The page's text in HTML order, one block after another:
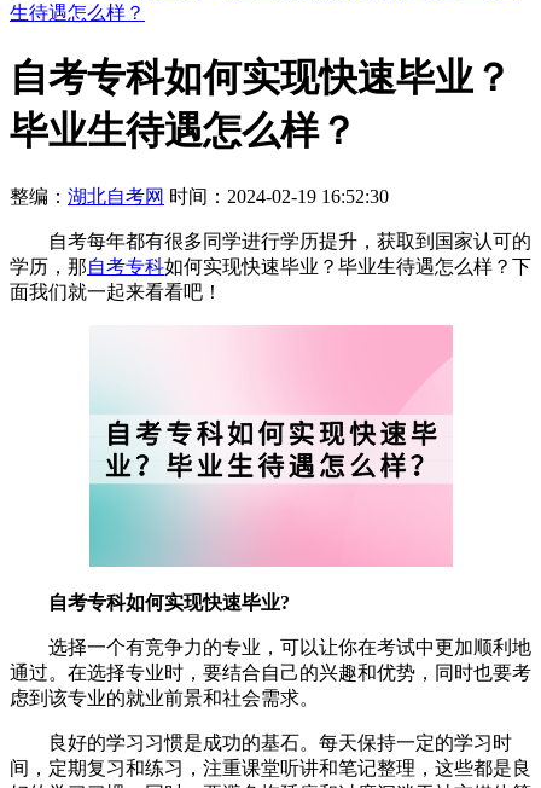
生待遇怎么样？
自考专科如何实现快速毕业？
毕业生待遇怎么样？
整编： 湖北自考网 时间：2024-02-19 16:52:30
自考每年都有很多同学进行学历提升，获取到国家认可的
学历，那自考专科如何实现快速毕业？毕业生待遇怎么样？下
面我们就一起来看看吧！
自考专科如何实现快速毕业?
选择一个有竞争力的专业，可以让你在考试中更加顺利地
通过。在选择专业时，要结合自己的兴趣和优势，同时也要考
虑到该专业的就业前景和社会需求。
良好的学习习惯是成功的基石。每天保持一定的学习时
间，定期复习和练习，注重课堂听讲和笔记整理，这些都是良